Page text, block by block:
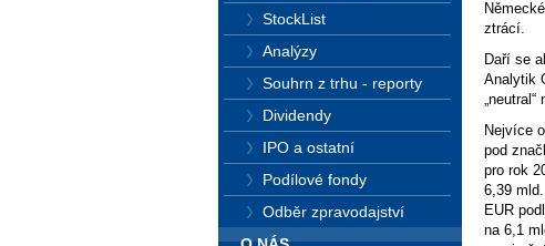
ztrácí.
Daří se
Analytik
Nejvíce
pod
pro rok
6,39
EUR
na 6,1
StockList
Analýzy
Souhrn z trhu - reporty
Dividendy
IPO a ostatní
Podílové fondy
Odběr zpravodajství